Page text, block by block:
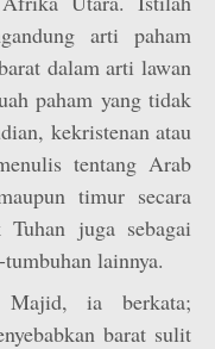
arti paham
dalam arti lawan
paham yang tidak
kekristenan atau
tentang Arab
timur secara
juga sebagai
lainnya.
Majid, ia berkata;
barat sulit